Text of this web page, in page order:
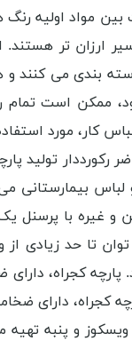
مواد اولیه
تر هستند.
بندی می کنند و
ممکن است تمام
کار، مورد
تولید
بیمارستانی
با پرسنل یک
تا حد زیادی از
کجراه،
کجراه، دارای
ویسکوز و پنبه